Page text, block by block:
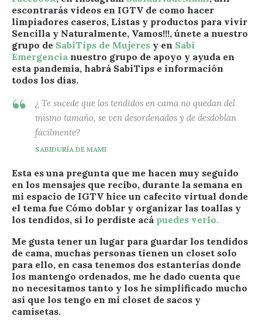
escontrarás videos en IGTV de como hacer
limpiadores caseros, Listas y productos para vivir
Sencilla y Naturalmente, Vamos!!!, únete a nuestro
grupo de SabiTips de Mujeres y en Sabi
Emergencia nuestro grupo de apoyo y ayuda en
esta pandemia, habrá SabiTips e información
todos los días.
¿ Te sucede que los tendidos en cama no quedan del
mismo tamaño, se ven desordenados y de desdoblan
fácilmente?
SABIDURÍA DE MAMI
Esta es una pregunta que me hacen muy seguido
en los mensajes que recibo, durante la semana en
mi espacio de IGTV hice un cafecito virtual donde
el tema fue Cómo doblar y organizar las toallas y
los tendidos, si lo perdiste acá puedes verlo.
Me gusta tener un lugar para guardar los tendidos
de cama, muchas personas tienen un closet solo
para ello, en casa tenemos dos estanterías donde
los mantengo ordenados, me he dado cuenta que
no necesitamos tanto y los he simplificado mucho
así que los tengo en mi closet de sacos y
camisetas.